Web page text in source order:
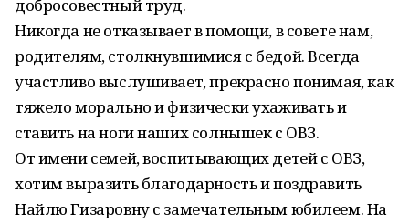
добросовестный труд.
Никогда не отказывает в помощи, в совете нам,
родителям, столкнувшимися с бедой. Всегда
участливо выслушивает, прекрасно понимая, как
тяжело морально и физически ухаживать и
ставить на ноги наших солнышек с ОВЗ.
От имени семей, воспитывающих детей с ОВЗ,
хотим выразить благодарность и поздравить
Найлю Гизаровну с замечательным юбилеем. На